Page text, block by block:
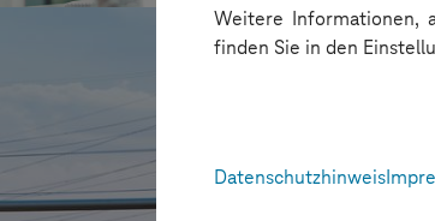
Weitere Informationen,
finden Sie in den
Datenschutzhinweis